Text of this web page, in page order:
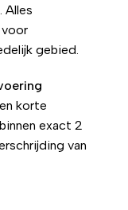
Alles
gebied.
korte
exact 2
van